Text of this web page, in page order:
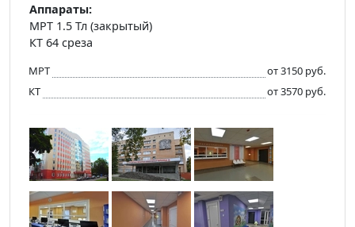
Аппараты:
МРТ 1.5 Тл (закрытый)
КТ 64 среза
МРТ
от 3150 руб.
КТ
от 3570 руб.